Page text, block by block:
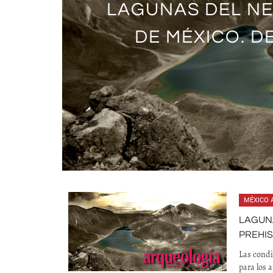
LAGUNAS DEL
DE MÉXICO.
LOS
MÉXICO
Las
para los